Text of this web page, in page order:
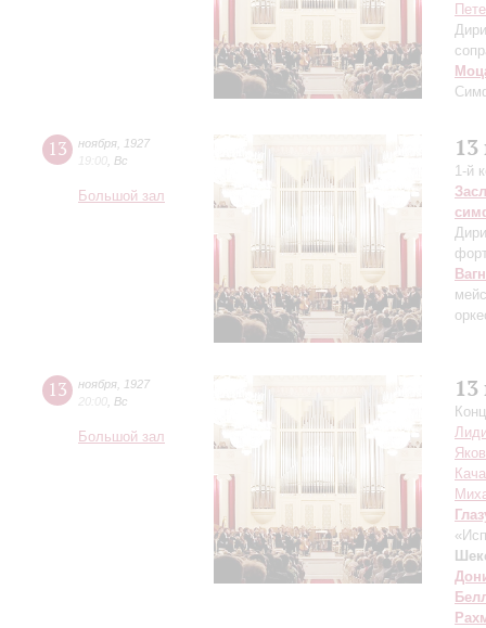
13 ноября
1927
19:00 Вс
Большой зал
1-й
13 ноября
1927
20:00 Вс
Большой зал